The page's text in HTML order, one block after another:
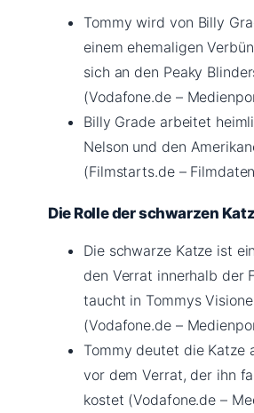
Tommy wird von Billy
einem ehemaligen
sich an den Peaky
(Vodafone.de –
Billy Grade arbeitet
Nelson und den
(Filmstarts.de –
Die Rolle der schwarzen
Die schwarze Katze ist
den Verrat innerhalb der
taucht in Tommys
(Vodafone.de –
Tommy deutet die Katze
vor dem Verrat, der ihn
kostet (Vodafone.de –